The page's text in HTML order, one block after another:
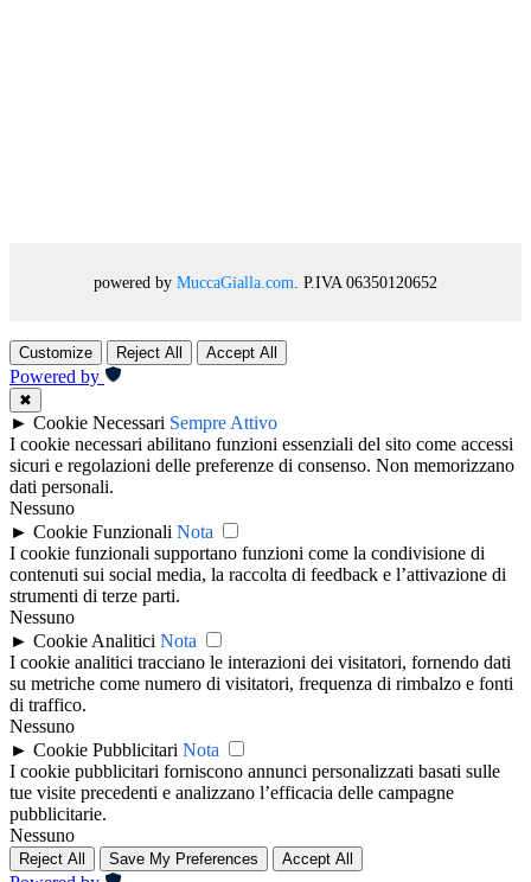
powered by MuccaGialla.com . P.IVA 06350120652
Customize Reject All Accept All
Powered by
✖
► Cookie Necessari Sempre Attivo
I cookie necessari abilitano funzioni essenziali del sito come accessi
sicuri e regolazioni delle preferenze di consenso. Non memorizzano
dati personali.
Nessuno
► Cookie Funzionali Nota
I cookie funzionali supportano funzioni come la condivisione di
contenuti sui social media, la raccolta di feedback e l’attivazione di
strumenti di terze parti.
Nessuno
► Cookie Analitici Nota
I cookie analitici tracciano le interazioni dei visitatori, fornendo dati
su metriche come numero di visitatori, frequenza di rimbalzo e fonti
di traffico.
Nessuno
► Cookie Pubblicitari Nota
I cookie pubblicitari forniscono annunci personalizzati basati sulle
tue visite precedenti e analizzano l’efficacia delle campagne
pubblicitarie.
Nessuno
Reject All Save My Preferences Accept All